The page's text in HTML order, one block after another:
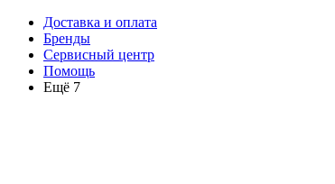
Доставка и оплата
Бренды
Сервисный центр
Помощь
Ещё 7